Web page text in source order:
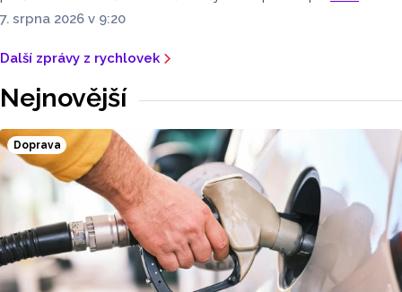
7. srpna 2026 v 9:20
Další zprávy z rychlovek
Nejnovější
Doprava